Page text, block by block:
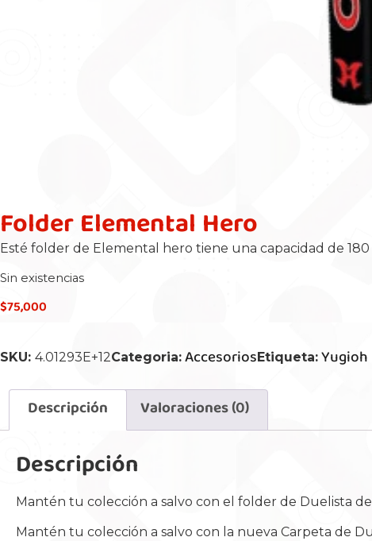
Folder Elemental Hero
Esté folder de Elemental hero tiene una capacidad de 180
Sin existencias
$75,000
SKU: 4.01293E+12Categoria: Accesorios Etiqueta: Yugioh
Descripción
Valoraciones (0)
Descripción
Mantén tu colección a salvo con el folder de Duelista
Mantén tu colección a salvo con la nueva Carpeta de